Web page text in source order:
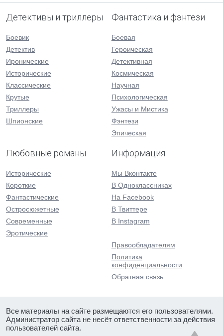
Детективы и триллеры
Боевик
Детектив
Иронические
Исторические
Классические
Крутые
Триллеры
Шпионские
Фантастика и фэнтези
Боевая
Героическая
Детективная
Космическая
Научная
Психологическая
Ужасы и Мистика
Фэнтези
Эпическая
Любовные романы
Исторические
Короткие
Фантастические
Остросюжетные
Современные
Эротические
Информация
Мы Вконтакте
В Одноклассниках
На Facebook
В Твиттере
В Instagram
Правообладателям
Политика
конфиденциальности
Обратная связь
Все материалы на сайте размещаются его пользователями.
Администратор сайта не несёт ответственности за действия
пользователей сайта.